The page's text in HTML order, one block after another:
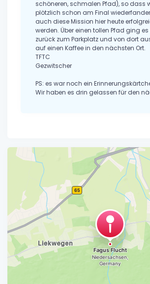
schöneren, schmalen Pfad), so dass
plötzlich schon am Final
auch diese Mission hier heute
werden. Über einen tollen Pfad ging
zurück zum Parkplatz und von dort
auf einen Kaffee in den nächsten Ort.
TFTC
Gezwitscher
PS: es war noch ein
Wir haben es drin gelassen für den